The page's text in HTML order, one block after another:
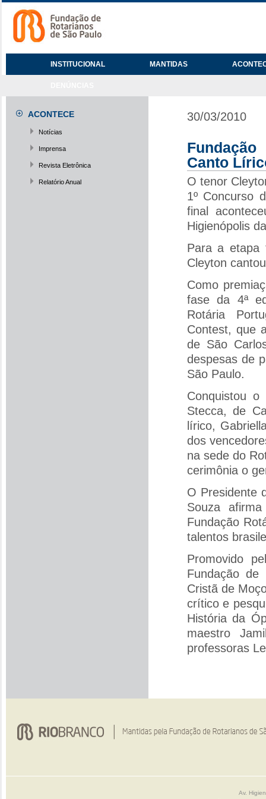
INSTITUCIONAL MANTIDAS
ACONTECE
Notícias
Imprensa
Revista Eletrônica
Relatório Anual
30/03/2010
Canto
O tenor
1º Concurso
final
Higienópolis
Para a etapa
Cleyton
Como
fase da 4ª
Rotária
Contest, que
de São
despesas de
São Paulo.
Conquistou
Stecca, de
lírico,
dos
na sede do
cerimônia o
O Presidente
Souza
Fundação
talentos
Promovido
Fundação
Cristã de
crítico e
História da
maestro
professoras
Av.